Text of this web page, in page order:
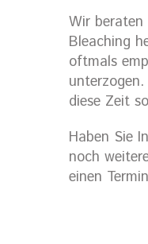
Wir beraten
Bleaching
oftmals
diese Zeit
Haben Sie
noch
einen